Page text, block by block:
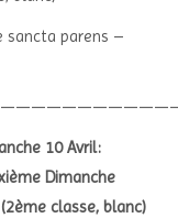
sancta parens –
10 Avril:
Dimanche
classe, blanc)